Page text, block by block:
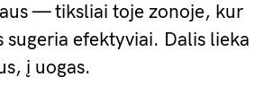
— tiksliai toje zonoje, kur
efektyviai. Dalis lieka
į uogas.